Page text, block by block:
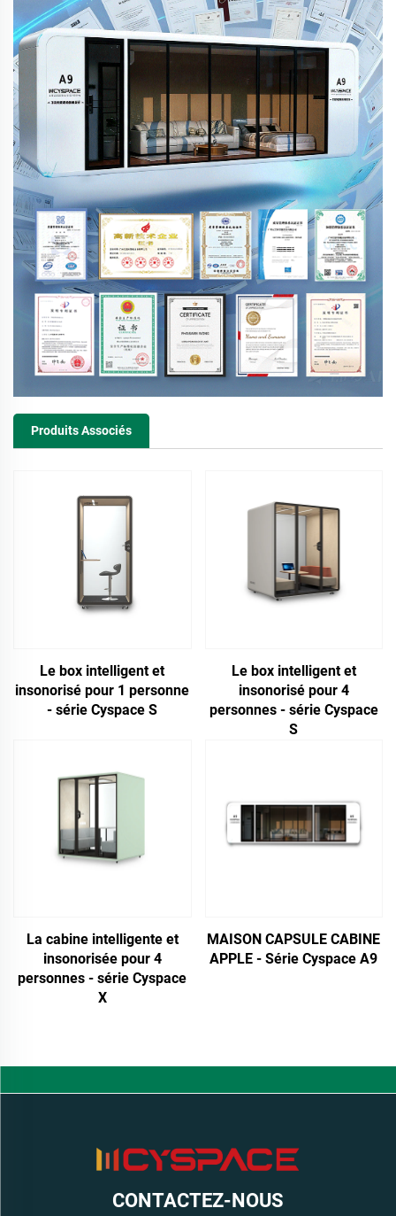
Produits Associés
Le box intelligent et
insonorisé pour 1 personne
- série Cyspace S
Le box intelligent et
insonorisé pour 4
personnes - série Cyspace
S
La cabine intelligente et
insonorisée pour 4
personnes - série Cyspace
X
MAISON CAPSULE CABINE
APPLE - Série Cyspace A9
CONTACTEZ-NOUS